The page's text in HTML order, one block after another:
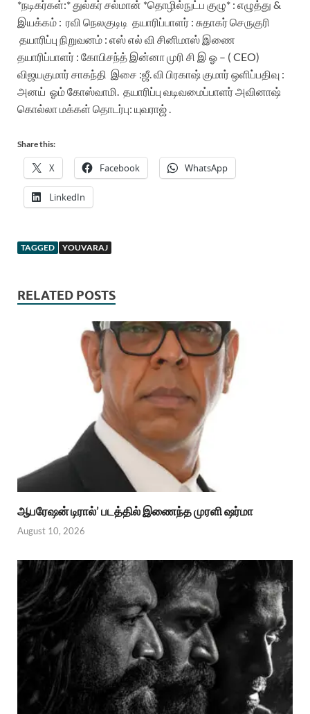
*நடிகர்கள்:* துல்கர் சல்மான் *தொழில்நுட்ப குழு* : எழுத்து &
இயக்கம் : ரவி நெலகுடிடி தயாரிப்பாளர் : சுதாகர் செருகுரி
தயாரிப்பு நிறுவனம் : எஸ் எல்‌ வி சினிமாஸ் இணை
தயாரிப்பாளர் : கோபிசந்த் இன்னா முரி சி இ ஓ – ( CEO)
விஜயகுமார் சாகந்தி இசை :ஜீ. வி பிரகாஷ் குமார்ஒளிப்பதிவு :
அனய் ஓம் கோஸ்வாமி. தயாரிப்பு வடிவமைப்பாளர் அவினாஷ்
கொல்லாமக்கள் தொடர்பு: ‌யுவராஜ் .
Share this:
X Facebook WhatsApp
LinkedIn
TAGGED YOUVARAJ
RELATED POSTS
ஆபரேஷன் டிரால்’ படத்தில் இணைந்த முரளி ஷர்மா
August 10, 2026